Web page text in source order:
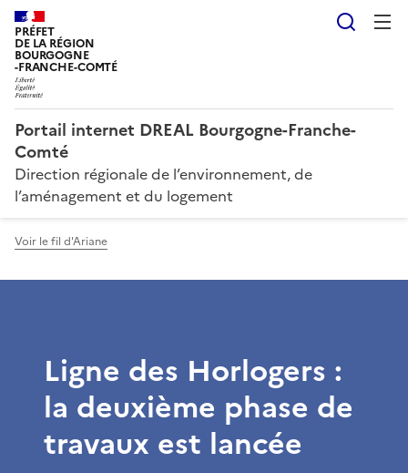
PRÉFET
DE LA RÉGION
BOURGOGNE
-FRANCHE-COMTÉ
Portail internet DREAL Bourgogne-Franche-
Comté
Direction régionale de l’environnement, de
l’aménagement et du logement
Voir le fil d'Ariane
Ligne des Horlogers :
la deuxième phase de
travaux est lancée